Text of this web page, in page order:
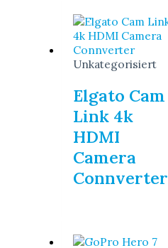
Unkategorisiert
Elgato Cam
Link 4k
HDMI
Camera
Connverter